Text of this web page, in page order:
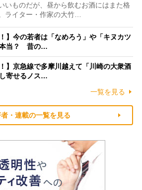
ものだが、昼から飲むお酒にはまた格
イター・作家の大竹…
】今の若者は「なめろう」や「キヌカツ
本当？ 昔の…
】京急線で多摩川越えて「川崎の大衆酒
寄せるノス…
一覧を見る
・連載の一覧を見る